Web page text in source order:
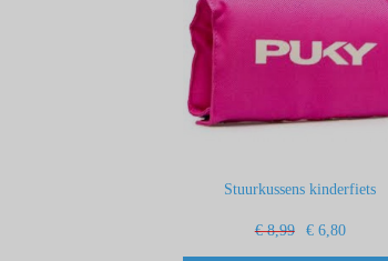
Stuurkussens kinderfiets
€ 8,99 € 6,80